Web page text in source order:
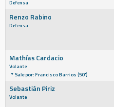
Defensa
Renzo Rabino
Defensa
Mathías Cardacio
Volante
Sale por: Francisco Barrios (50')
Sebastián Piriz
Volante